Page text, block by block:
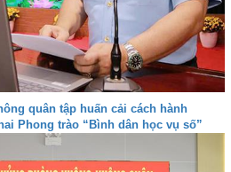
quân tập huấn cải cách hành
Phong trào “Bình dân học vụ số”